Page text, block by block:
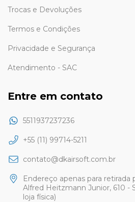
Trocas e Devoluções
Termos e Condições
Privacidade e Segurança
Atendimento - SAC
Entre em contato
5511937237236
+55 (11) 99714-5211
contato@dkairsoft.com.br
Endereço apenas para
Alfred Heitzmann Junior, 610 -
loja física)